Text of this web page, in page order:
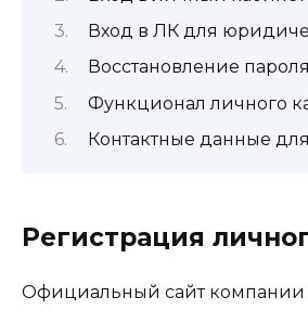
Вход в ЛК для
Восстановление
Функционал личного
Контактные данные
Регистрация
Официальный сайт компании